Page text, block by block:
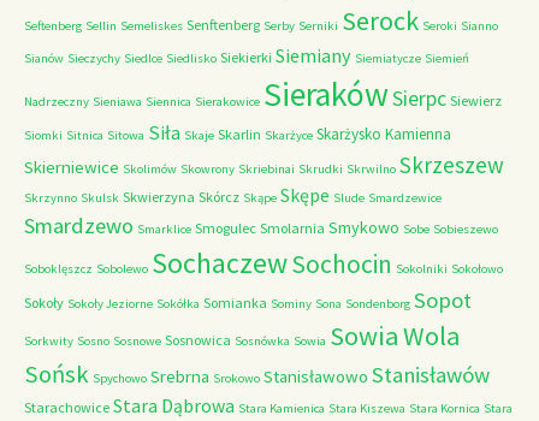
Seftenberg Sellin Semeliskes Senftenberg Serby Serniki Serock Seroki Sianno
Sianów Sieczychy Siedlce Siedlisko Siekierki Siemiany Siemiatycze Siemień
Nadrzeczny Sieniawa Siennica Sierakowice SierakówSierpc Siewierz
Siomki Sitnica Sitowa Siła Skaje Skarlin Skarżyce Skarżysko Kamienna
Skierniewice Skolimów Skowrony Skriebinai Skrudki Skrwilno Skrzeszew
Skrzynno Skulsk Skwierzyna Skórcz Skąpe Skępe Slude Smardzewice
Smardzewo Smarklice Smogulec Smolarnia Smykowo Sobe Sobieszewo
Soboklęszcz Sobolewo SochaczewSochocin Sokolniki Sokołowo
Sokoły Sokoły Jeziorne Sokółka Somianka Sominy Sona Sondenborg Sopot
Sorkwity Sosno Sosnowe Sosnowica Sosnówka Sowia Sowia Wola
Sońsk Spychowo Srebrna Srokowo Stanisławowo Stanisławów
Starachowice Stara Dąbrowa Stara Kamienica Stara Kiszewa Stara Kornica Stara